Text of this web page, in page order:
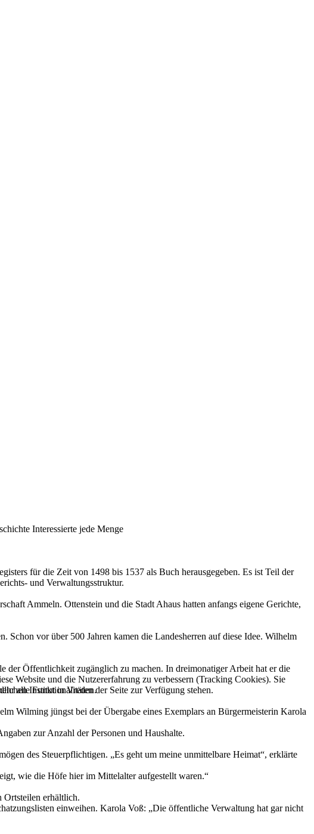
Interessierte jede Menge
für die Zeit von 1498 bis 1537 als Buch herausgegeben. Es ist Teil der
und Verwaltungsstruktur.
Ammeln. Ottenstein und die Stadt Ahaus hatten anfangs eigene Gerichte,
vor über 500 Jahren kamen die Landesherren auf diese Idee. Wilhelm
der Öffentlichkeit zugänglich zu machen. In dreimonatiger Arbeit hat er die
Institut in Vreden.
Wilming jüngst bei der Übergabe eines Exemplars an Bürgermeisterin Karola
zur Anzahl der Personen und Haushalte.
des Steuerpflichtigen. „Es geht um meine unmittelbare Heimat“, erklärte
wie die Höfe hier im Mittelalter aufgestellt waren.“
Ortsteilen erhältlich.
einweihen. Karola Voß: „Die öffentliche Verwaltung hat gar nicht
Website und die Nutzererfahrung zu verbessern (Tracking Cookies). Sie
alle Funktionalitäten der Seite zur Verfügung stehen.